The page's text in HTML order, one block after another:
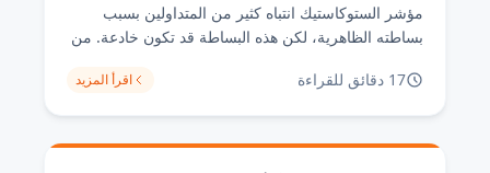
مؤشر الستوكاستيك انتباه كثير من المتداولين بسبب
بساطته الظاهرية، لكن هذه البساطة قد تكون خادعة. من
اشهر من الشموع اليومية لاسهم متنوعة، وجدت ان نسبة
17 دقائق للقراءة اقرأ المزيد